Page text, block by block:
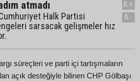
atmadı
Halk Partisi
sarsacak gelişmeler hız
A+
A-
süreçleri ve parti içi tartışmaların
açık desteğiyle bilinen CHP Gölbaşı